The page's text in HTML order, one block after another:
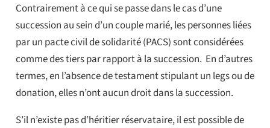
Contrairement à ce qui se passe dans le cas d’une
succession au sein d’un couple marié, les personnes liées
par un pacte civil de solidarité (PACS) sont considérées
comme des tiers par rapport à la succession. En d’autres
termes, en l’absence de testament stipulant un legs ou de
donation, elles n’ont aucun droit dans la succession.
S’il n’existe pas d’héritier réservataire, il est possible de